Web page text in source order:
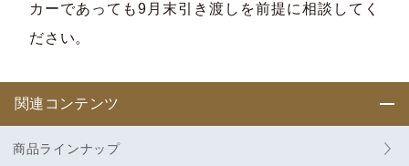
カーであっても9月末引き渡しを前提に相談してく
ださい。
関連コンテンツ
商品ラインナップ